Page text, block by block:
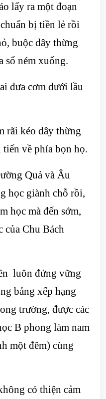
lấy ra một đoạn
bị tiền lẻ rồi
buộc dây thừng
sổ ném xuống.
đưa cơm dưới lầu
rãi kéo dây thừng
tiến về phía bọn họ.
Quả và Âu
học giành chỗ rồi,
học mà đến sớm,
của Chu Bách
luôn đứng vững
bảng xếp hạng
trường, được các
B phong làm nam
một đêm) cùng
có thiện cảm